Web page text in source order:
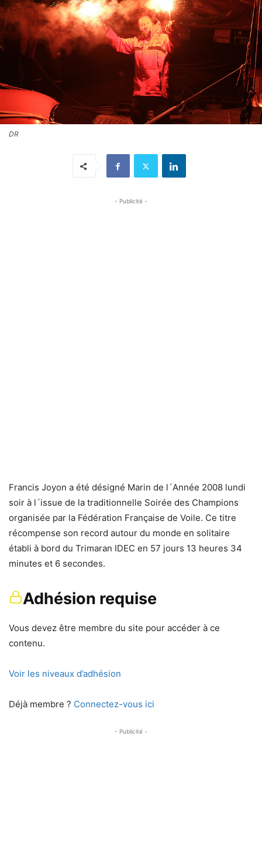
DR
- Publicité -
Francis Joyon a été désigné Marin de l´Année 2008 lundi
soir à l´issue de la traditionnelle Soirée des Champions
organisée par la Fédération Française de Voile. Ce titre
récompense son record autour du monde en solitaire
établi à bord du Trimaran IDEC en 57 jours 13 heures 34
minutes et 6 secondes.
Adhésion requise
Vous devez être membre du site pour accéder à ce
contenu.
Voir les niveaux d’adhésion
Déjà membre ? Connectez-vous ici
- Publicité -